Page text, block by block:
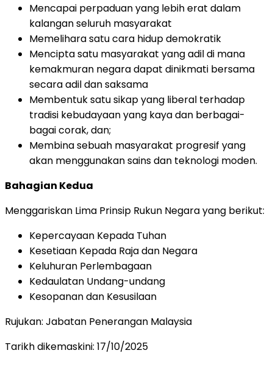
Mencapai perpaduan yang lebih erat dalam
kalangan seluruh masyarakat
Memelihara satu cara hidup demokratik
Mencipta satu masyarakat yang adil di mana
kemakmuran negara dapat dinikmati bersama
secara adil dan saksama
Membentuk satu sikap yang liberal terhadap
tradisi kebudayaan yang kaya dan berbagai-
bagai corak, dan;
Membina sebuah masyarakat progresif yang
akan menggunakan sains dan teknologi moden.
Bahagian Kedua
Menggariskan Lima Prinsip Rukun Negara yang berikut:
Kepercayaan Kepada Tuhan
Kesetiaan Kepada Raja dan Negara
Keluhuran Perlembagaan
Kedaulatan Undang-undang
Kesopanan dan Kesusilaan
Rujukan: Jabatan Penerangan Malaysia
Tarikh dikemaskini: 17/10/2025